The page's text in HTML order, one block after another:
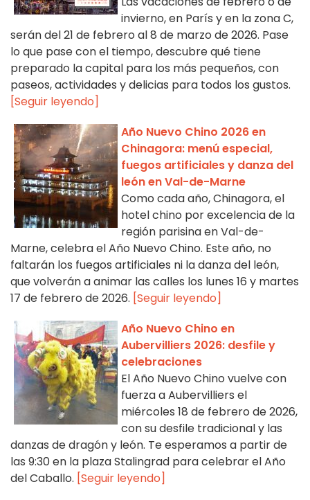
invierno, en París y en la zona C,
serán del 21 de febrero al 8 de marzo de 2026. Pase
lo que pase con el tiempo, descubre qué tiene
preparado la capital para los más pequeños, con
paseos, actividades y delicias para todos los gustos.
[Seguir leyendo]
Año Nuevo Chino 2026 en
Chinagora: menú especial,
fuegos artificiales y danza del
león en Val-de-Marne
Como cada año, Chinagora, el
hotel chino por excelencia de la
región parisina en Val-de-
Marne, celebra el Año Nuevo Chino. Este año, no
faltarán los fuegos artificiales ni la danza del león,
que volverán a animar las calles los lunes 16 y martes
17 de febrero de 2026. [Seguir leyendo]
Año Nuevo Chino en
Aubervilliers 2026: desfile y
celebraciones
El Año Nuevo Chino vuelve con
fuerza a Aubervilliers el
miércoles 18 de febrero de 2026,
con su desfile tradicional y las
danzas de dragón y león. Te esperamos a partir de
las 9:30 en la plaza Stalingrad para celebrar el Año
del Caballo. [Seguir leyendo]